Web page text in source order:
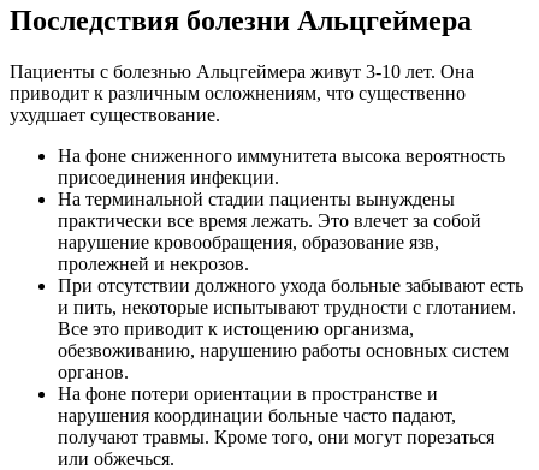
Последствия болезни Альцгеймера
Пациенты с болезнью Альцгеймера живут 3-10 лет. Она
приводит к различным осложнениям, что существенно
ухудшает существование.
На фоне сниженного иммунитета высока вероятность
присоединения инфекции.
На терминальной стадии пациенты вынуждены
практически все время лежать. Это влечет за собой
нарушение кровообращения, образование язв,
пролежней и некрозов.
При отсутствии должного ухода больные забывают есть
и пить, некоторые испытывают трудности с глотанием.
Все это приводит к истощению организма,
обезвоживанию, нарушению работы основных систем
органов.
На фоне потери ориентации в пространстве и
нарушения координации больные часто падают,
получают травмы. Кроме того, они могут порезаться
или обжечься.